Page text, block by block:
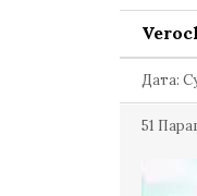
Дата:
51